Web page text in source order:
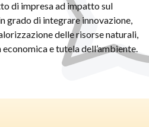
di impresa ad impatto sul
grado di integrare innovazione,
delle risorse naturali,
e tutela dell’ambiente.